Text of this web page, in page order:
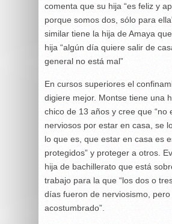
comenta que su hija “es feliz y
porque somos dos, sólo para
similar tiene la hija de Amaya
hija “algún día quiere salir de
general no está mal”
En cursos superiores el
digiere mejor. Montse tiene una
chico de 13 años y cree que “no
nerviosos por estar en casa, se
lo que es, que estar en casa es
protegidos” y proteger a otros.
hija de bachillerato que está
trabajo para la que “los dos o
días fueron de nerviosismo,
acostumbrado”.